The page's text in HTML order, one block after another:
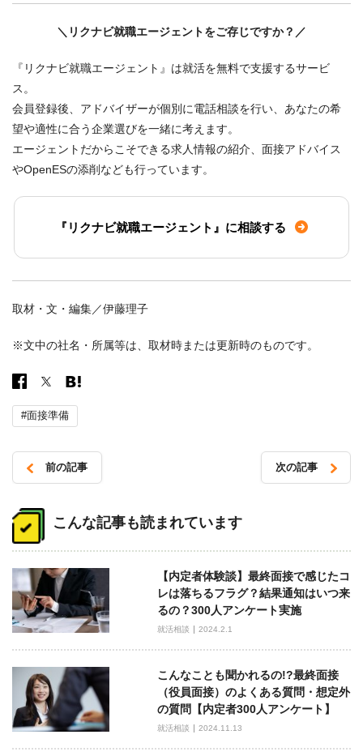
＼リクナビ就職エージェントをご存じですか？／
『リクナビ就職エージェント』は就活を無料で支援するサービ
ス。
会員登録後、アドバイザーが個別に電話相談を行い、あなたの希
望や適性に合う企業選びを一緒に考えます。
エージェントだからこそできる求人情報の紹介、面接アドバイス
やOpenESの添削なども行っています。
『リクナビ就職エージェント』に相談する
取材・文・編集／伊藤理子
※文中の社名・所属等は、取材時または更新時のものです。
#面接準備
稿
ナ
ゲ
ー
シ
ョ
ン
前の記事 次の記事
こんな記事も読まれています
【内定者体験談】最終面接で感じたコ
レは落ちるフラグ？結果通知はいつ来
るの？300人アンケート実施
就活相談 2024.2.1
こんなことも聞かれるの!?最終面接
（役員面接）のよくある質問・想定外
の質問【内定者300人アンケート】
就活相談 2024.11.13